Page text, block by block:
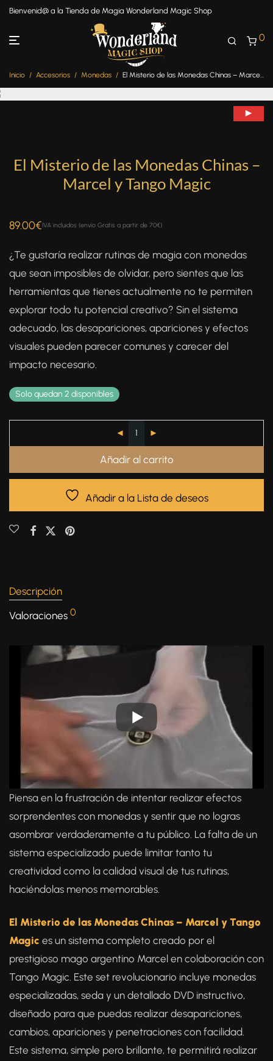
Bienvenid@ a la Tienda de Magia Wonderland Magic Shop
0
Inicio / Accesorios / Monedas / El Misterio de las Monedas Chinas – Marcel y Tango Magic
El Misterio de las Monedas Chinas –
Marcel y Tango Magic
89.00€IVA incluidos (envío Gratis a partir de 70€)
¿Te gustaría realizar rutinas de magia con monedas
que sean imposibles de olvidar, pero sientes que las
herramientas que tienes actualmente no te permiten
explorar todo tu potencial creativo? Sin el sistema
adecuado, las desapariciones, apariciones y efectos
visuales pueden parecer comunes y carecer del
impacto necesario.
Solo quedan 2 disponibles
Añadir al carrito
Añadir a la Lista de deseos
Descripción
Valoraciones 0
Piensa en la frustración de intentar realizar efectos
sorprendentes con monedas y sentir que no logras
asombrar verdaderamente a tu público. La falta de un
sistema especializado puede limitar tanto tu
creatividad como la calidad visual de tus rutinas,
haciéndolas menos memorables.
El Misterio de las Monedas Chinas – Marcel y Tango
Magic es un sistema completo creado por el
prestigioso mago argentino Marcel en colaboración con
Tango Magic. Este set revolucionario incluye monedas
especializadas, seda y un detallado DVD instructivo,
diseñado para que puedas realizar desapariciones,
cambios, apariciones y penetraciones con facilidad.
Este sistema, simple pero brillante, te permitirá realizar